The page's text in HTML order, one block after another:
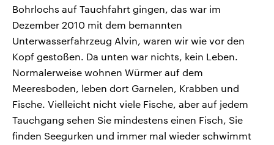
Bohrlochs auf Tauchfahrt gingen, das war im
Dezember 2010 mit dem bemannten
Unterwasserfahrzeug Alvin, waren wir wie vor den
Kopf gestoßen. Da unten war nichts, kein Leben.
Normalerweise wohnen Würmer auf dem
Meeresboden, leben dort Garnelen, Krabben und
Fische. Vielleicht nicht viele Fische, aber auf jedem
Tauchgang sehen Sie mindestens einen Fisch, Sie
finden Seegurken und immer mal wieder schwimmt